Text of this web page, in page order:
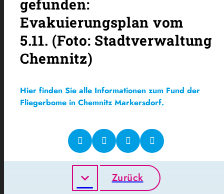
gefunden:
Evakuierungsplan vom
5.11. (Foto: Stadtverwaltung
Chemnitz)
Hier finden Sie alle Informationen zum Fund der
Fliegerbome in Chemnitz Markersdorf.
Zurück